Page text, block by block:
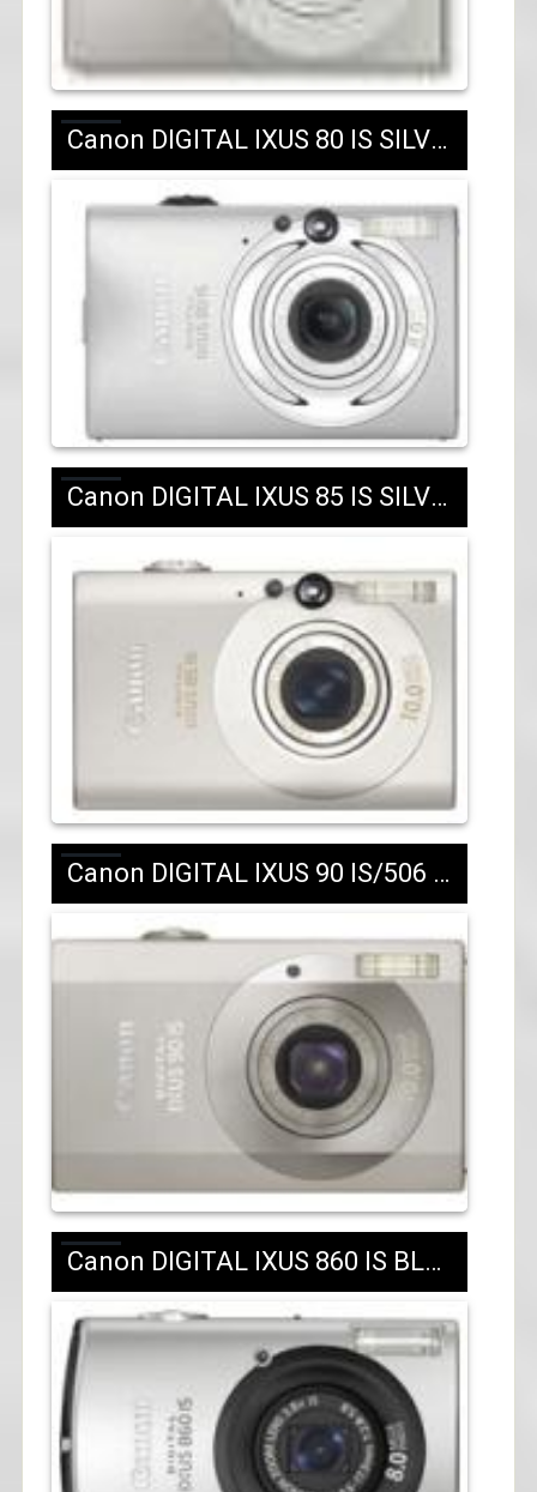
Canon DIGITAL IXUS 80 IS SILVER/CARAMEL/PINK/BROWN/437 лв. с ДДС
Canon DIGITAL IXUS 85 IS SILVER/BLACK/487 лв.с ДДС
Canon DIGITAL IXUS 90 IS/506 лв.с ДДС
Canon DIGITAL IXUS 860 IS BLACK/SILVER/583 лв.с ДДС